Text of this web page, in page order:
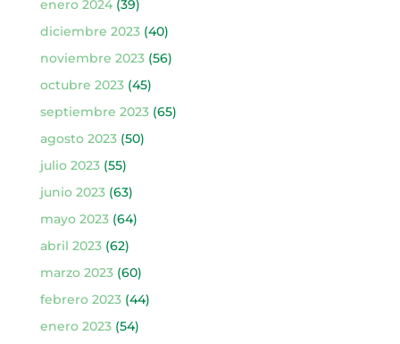
enero 2024(39)
diciembre 2023(40)
noviembre 2023(56)
octubre 2023(45)
septiembre 2023(65)
agosto 2023(50)
julio 2023(55)
junio 2023(63)
mayo 2023(64)
abril 2023(62)
marzo 2023(60)
febrero 2023(44)
enero 2023(54)